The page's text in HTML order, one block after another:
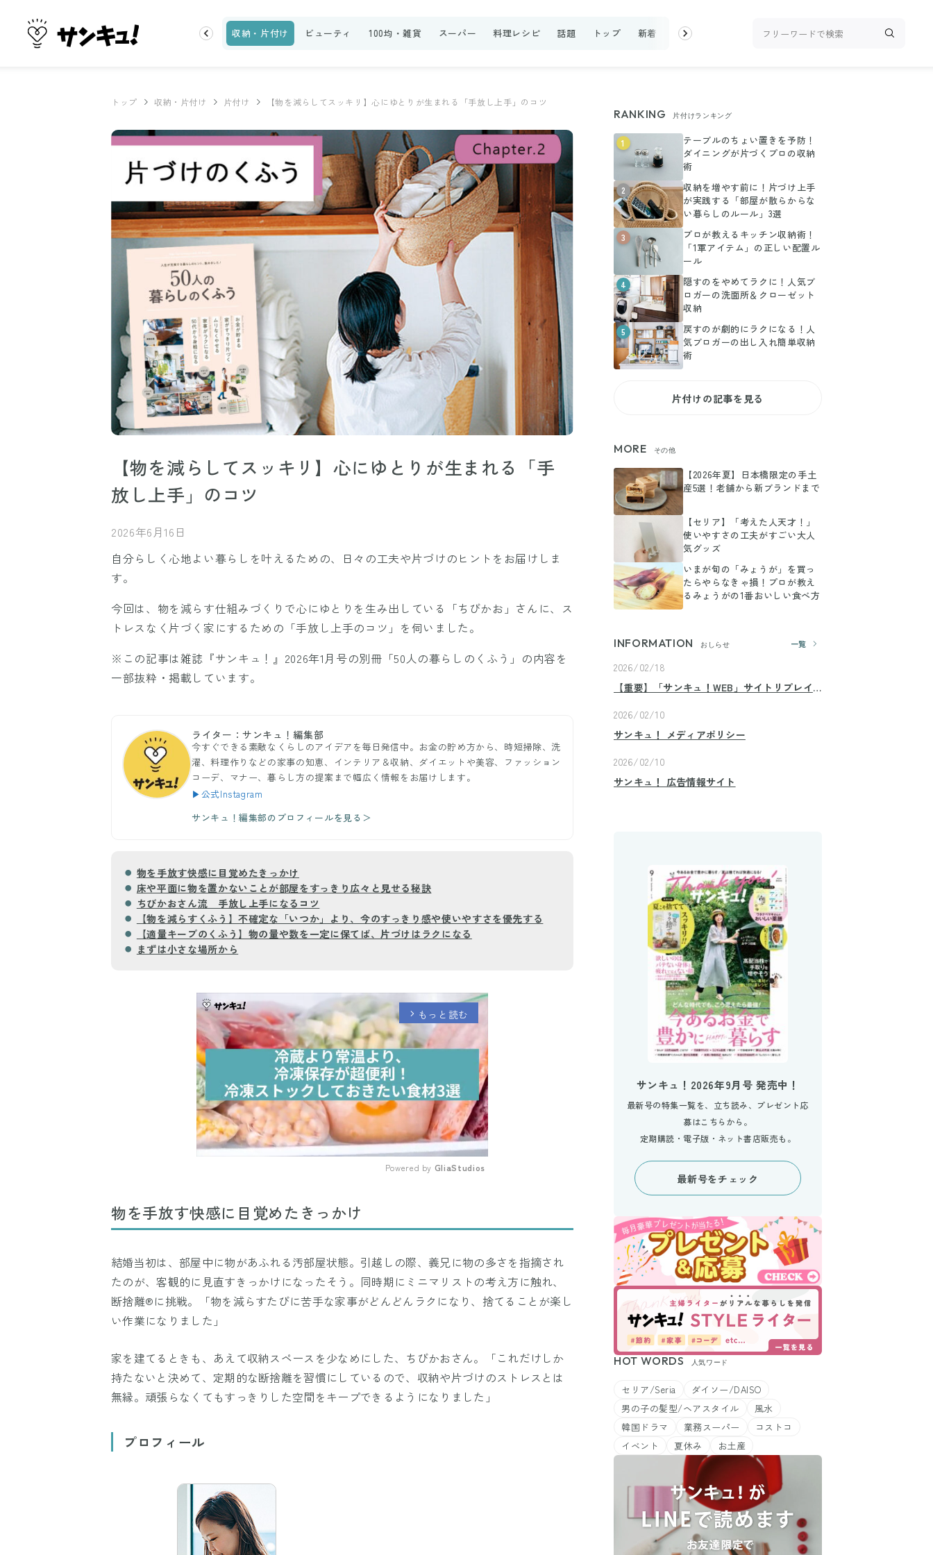
新着 ランキング 家事テク 収納・片付け ビューティ 100均・雑貨 スーパー 料理レシピ 話題 トップ 新着 ランキング 家事テク 収納・片付け
トップ 収納・片付け 片付け 【物を減らしてスッキリ】心にゆとりが生まれる「手放し上手」のコツ
【物を減らしてスッキリ】心にゆとりが生まれる「手
放し上手」のコツ
2026年6月16日
自分らしく心地よい暮らしを叶えるための、日々の工夫や片づけのヒントをお届けしま
す。
今回は、物を減らす仕組みづくりで心にゆとりを生み出している「ちびかお」さんに、ス
トレスなく片づく家にするための「手放し上手のコツ」を伺いました。
※この記事は雑誌『サンキュ！』2026年1月号の別冊「50人の暮らしのくふう」の内容を
一部抜粋・掲載しています。
ライター：サンキュ！編集部
今すぐできる素敵なくらしのアイデアを毎日発信中。お金の貯め方から、時短掃除、洗
濯、料理作りなどの家事の知恵、インテリア＆収納、ダイエットや美容、ファッション
コーデ、マナー、暮らし方の提案まで幅広く情報をお届けします。
▶公式Instagram
サンキュ！編集部のプロフィールを見る＞
物を手放す快感に目覚めたきっかけ
床や平面に物を置かないことが部屋をすっきり広々と見せる秘訣
ちびかおさん流 手放し上手になるコツ
【物を減らすくふう】不確定な「いつか」より、今のすっきり感や使いやすさを優先する
【適量キープのくふう】物の量や数を一定に保てば、片づけはラクになる
まずは小さな場所から
arrow_forward_ios もっと読む
Powered by GliaStudios
物を手放す快感に目覚めたきっかけ
結婚当初は、部屋中に物があふれる汚部屋状態。引越しの際、義兄に物の多さを指摘され
たのが、客観的に見直すきっかけになったそう。同時期にミニマリストの考え方に触れ、
断捨離®に挑戦。「物を減らすたびに苦手な家事がどんどんラクになり、捨てることが楽し
い作業になりました」
家を建てるときも、あえて収納スペースを少なめにした、ちびかおさん。「これだけしか
持たないと決めて、定期的な断捨離を習慣にしているので、収納や片づけのストレスとは
無縁。頑張らなくてもすっきりした空間をキープできるようになりました」
プロフィール
RANKING 片付けランキング
1
テーブルのちょい置きを予防！
ダイニングが片づくプロの収納
術
2
収納を増やす前に！片づけ上手
が実践する「部屋が散らからな
い暮らしのルール」3選
3
プロが教えるキッチン収納術！
「1軍アイテム」の正しい配置ル
ール
4
隠すのをやめてラクに！人気ブ
ロガーの洗面所＆クローゼット
収納
5
戻すのが劇的にラクになる！人
気ブロガーの出し入れ簡単収納
術
片付けの記事を見る
MORE その他
【2026年夏】日本橋限定の手土
産5選！老舗から新ブランドまで
【セリア】「考えた人天才！」
使いやすさの工夫がすごい大人
気グッズ
いまが旬の「みょうが」を買っ
たらやらなきゃ損！プロが教え
るみょうがの1番おいしい食べ方
INFORMATION おしらせ 一覧
2026/02/18
【重要】「サンキュ！WEB」サイトリプレイ
2026/02/10
サンキュ！ メディアポリシー
2026/02/10
サンキュ！ 広告情報サイト
サンキュ！2026年9月号 発売中！
最新号の特集一覧を、立ち読み、プレゼント応
募はこちらから。
定期購読・電子版・ネット書店販売も。
最新号をチェック
HOT WORDS 人気ワード
セリア/Seria
ダイソー/DAISO
男の子の髪型/ヘアスタイル
風水
韓国ドラマ
業務スーパー
コストコ
イベント
夏休み お土産